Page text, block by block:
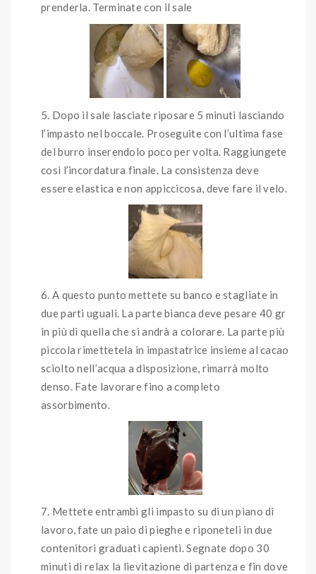
prenderla. Terminate con il sale
Dopo il sale lasciate riposare 5 minuti lasciando
l’impasto nel boccale. Proseguite con l’ultima fase
del burro inserendolo poco per volta. Raggiungete
così l’incordatura finale. La consistenza deve
essere elastica e non appiccicosa, deve fare il velo.
A questo punto mettete su banco e stagliate in
due parti uguali. La parte bianca deve pesare 40 gr
in più di quella che si andrà a colorare. La parte più
piccola rimettetela in impastatrice insieme al cacao
sciolto nell’acqua a disposizione, rimarrà molto
denso. Fate lavorare fino a completo
assorbimento.
Mettete entrambi gli impasto su di un piano di
lavoro, fate un paio di pieghe e riponeteli in due
contenitori graduati capienti. Segnate dopo 30
minuti di relax la lievitazione di partenza e fin dove